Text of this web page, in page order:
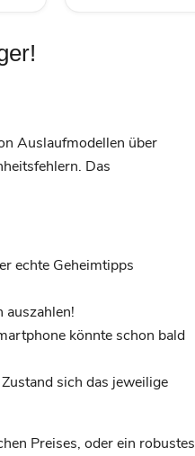
Auslaufmodellen über
Das
echte Geheimtipps
auszahlen!
könnte schon bald
sich das jeweilige
Preises, oder ein robustes